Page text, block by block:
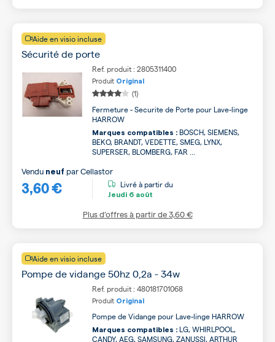
Aide en visio incluse
Sécurité de porte
Ref. produit : 2805311400
Produit Original
(1)
Fermeture - Securite de Porte pour Lave-linge
HARROW
Marques compatibles : BOSCH, SIEMENS,
BEKO, BRANDT, VEDETTE, SMEG, LYNX,
SUPERSER, BLOMBERG, FAR ...
3,60 €
Vendu neuf parCellastor
Livré à partir du
Jeudi 6 août
Plus d’offres à partir de3,60 €
Aide en visio incluse
Pompe de vidange 50hz 0,2a - 34w
Ref. produit : 480181701068
Produit Original
Pompe de Vidange pour Lave-linge HARROW
Marques compatibles : LG, WHIRLPOOL,
CANDY, AEG, SAMSUNG, ZANUSSI, ARTHUR